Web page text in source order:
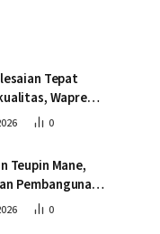
Tepat
Wapres
Jembatan
0
Teupin Mane,
Pembangunan
Tepat
0